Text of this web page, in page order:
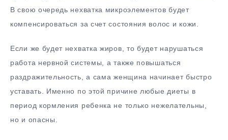
В свою очередь нехватка микроэлементов будет
компенсироваться за счет состояния волос и кожи.
Если же будет нехватка жиров, то будет нарушаться
работа нервной системы, а также повышаться
раздражительность, а сама женщина начинает быстро
уставать. Именно по этой причине любые диеты в
период кормления ребенка не только нежелательны,
но и опасны.